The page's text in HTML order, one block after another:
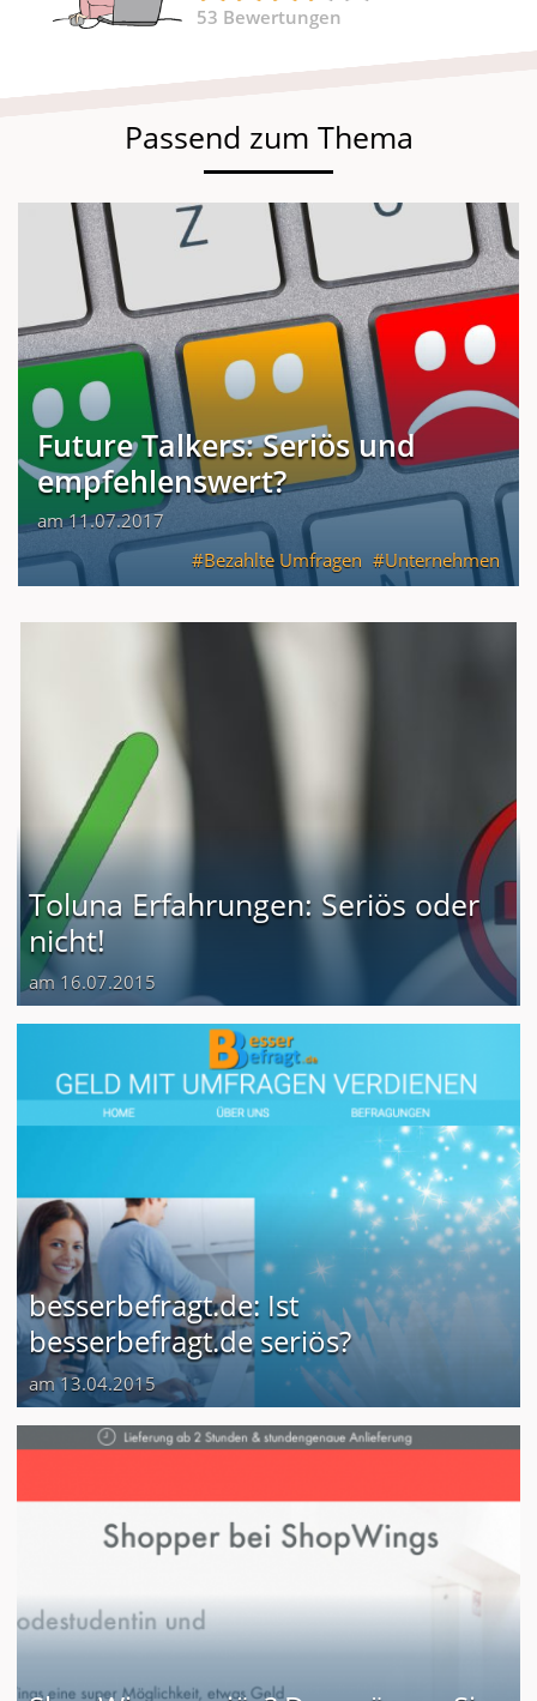
53 Bewertungen
Passend zum Thema
Future Talkers: Seriös und
empfehlenswert?
am 11.07.2017
Bezahlte Umfragen
Unternehmen
Toluna Erfahrungen: Seriös oder
nicht!
am 16.07.2015
besserbefragt.de: Ist
besserbefragt.de seriös?
am 13.04.2015